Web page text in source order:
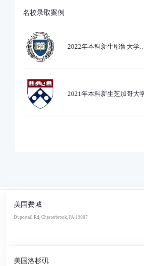
名校录取案例
2022年本科新生耶鲁大学
2021年本科新生芝加哥大
美国费城
Duportail Rd, Chesterbrook, PA 19087
美国洛杉矶